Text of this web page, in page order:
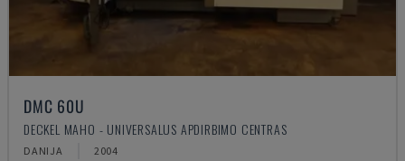
DMC 60U
DECKEL MAHO - UNIVERSALUS APDIRBIMO CENTRAS
DANIJA 2004